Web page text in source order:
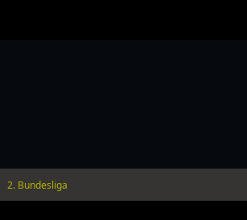
2. Bundesliga